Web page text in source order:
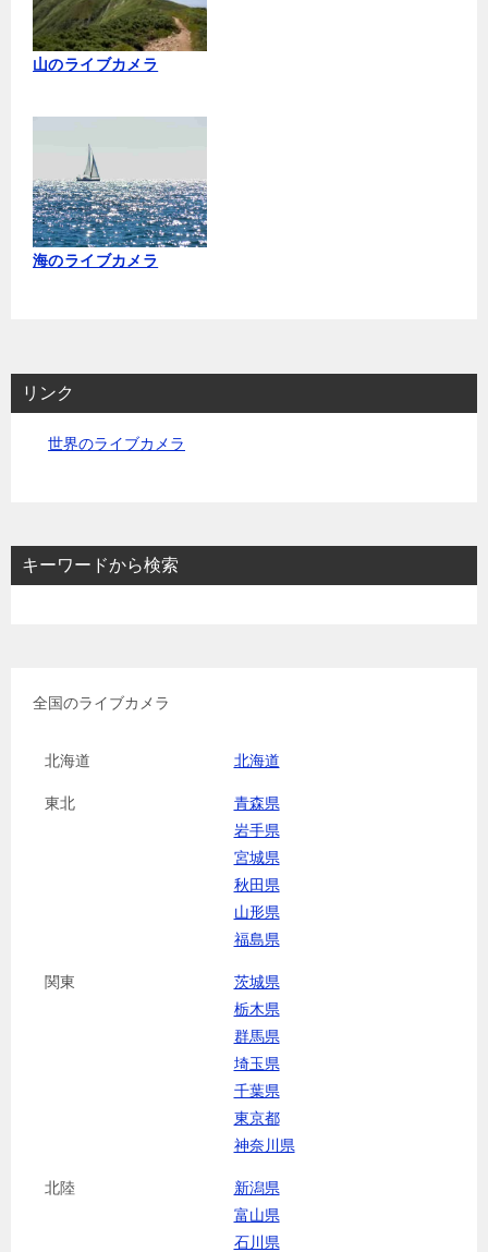
山のライブカメラ
海のライブカメラ
リンク
世界のライブカメラ
キーワードから検索
全国のライブカメラ
北海道 北海道
東北
青森県
岩手県
宮城県
秋田県
山形県
福島県
関東
茨城県
栃木県
群馬県
埼玉県
千葉県
東京都
神奈川県
北陸
新潟県
富山県
石川県